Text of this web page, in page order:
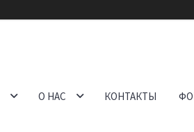
О НАС КОНТАКТЫ